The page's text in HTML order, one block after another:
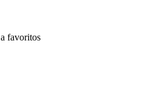
favoritos